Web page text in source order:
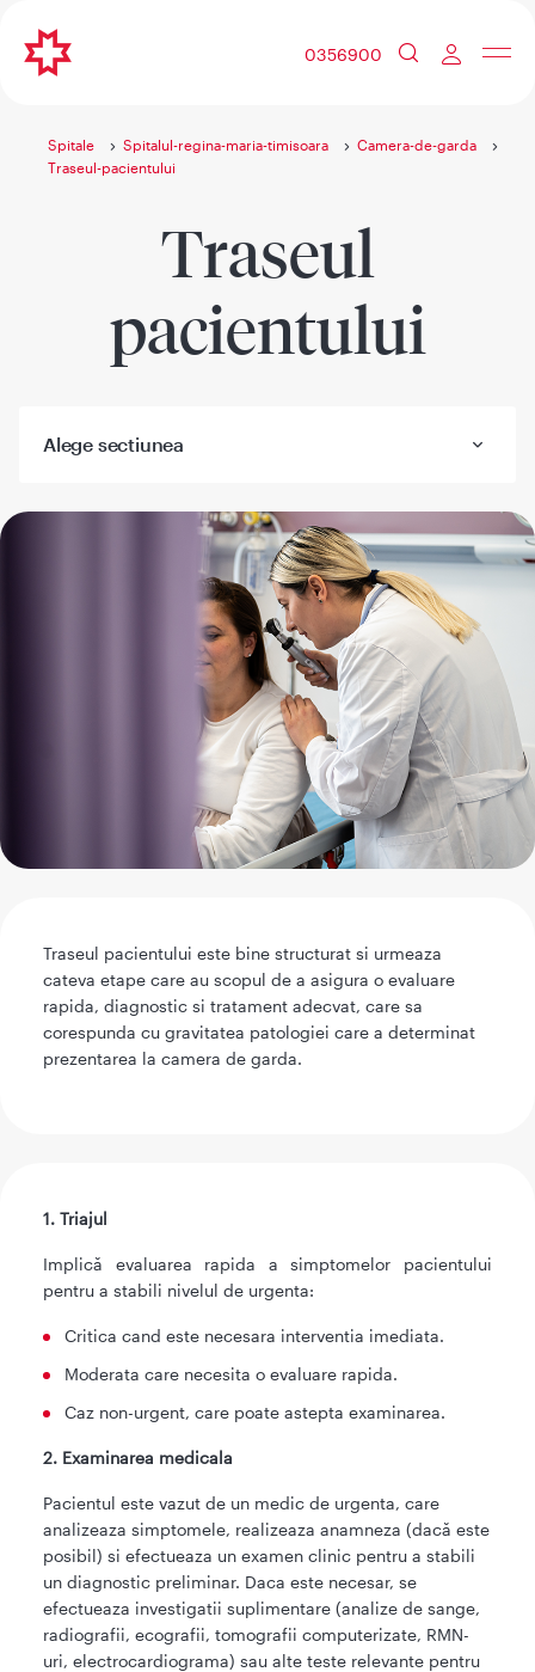
0356900
Spitale Spitalul-regina-maria-timisoara
Camera-de-garda
Traseul-pacientului
Traseul
pacientului
Alege sectiunea
Traseul pacientului este bine structurat si urmeaza
cateva etape care au scopul de a asigura o evaluare
rapida, diagnostic si tratament adecvat, care sa
corespunda cu gravitatea patologiei care a determinat
prezentarea la camera de garda.
1. Triajul
Implică evaluarea rapida a simptomelor pacientului
pentru a stabili nivelul de urgenta:
Critica cand este necesara interventia imediata.
Moderata care necesita o evaluare rapida.
Caz non-urgent, care poate astepta examinarea.
2. Examinarea medicala
Pacientul este vazut de un medic de urgenta, care
analizeaza simptomele, realizeaza anamneza (dacă este
posibil) si efectueaza un examen clinic pentru a stabili
un diagnostic preliminar. Daca este necesar, se
efectueaza investigatii suplimentare (analize de sange,
radiografii, ecografii, tomografii computerizate, RMN-
uri, electrocardiograma) sau alte teste relevante pentru